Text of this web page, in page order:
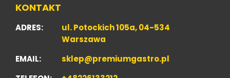
KONTAKT
ADRES:
ul. Potockich 105a, 04-534
Warszawa
EMAIL:
sklep@premiumgastro.pl